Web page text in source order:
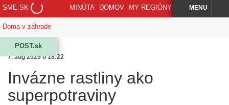
SME.SK MINÚTA DOMOV MY REGIÓNY KORZÁR
HĽADAJMENU
Doma v záhrade
POST.sk
7. aug 2025 o 18:22
Invázne rastliny ako
superpotraviny